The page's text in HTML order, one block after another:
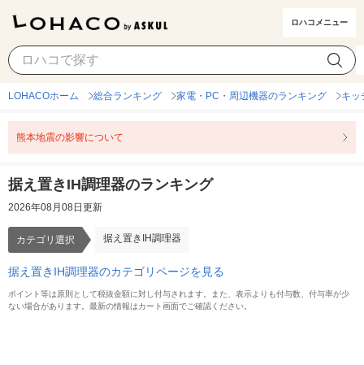
ロハコメニュー
据え置きIH調理器 カテゴリ選択
LOHACOホーム 総合ランキング 家電・PC・周辺機器のランキング キッ
熊本地震の影響について
据え置きIH調理器のランキング
2026年08月08日更新
カテゴリ選択 据え置きIH調理器
据え置きIH調理器のカテゴリページを見る
ポイント等は原則として税抜金額に対し付与されます。また、表示よりも付与数、付与率が少
ない場合があります。最新の情報はカート画面でご確認ください。